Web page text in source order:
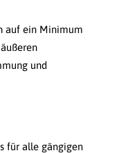
auf ein Minimum
und
für alle gängigen